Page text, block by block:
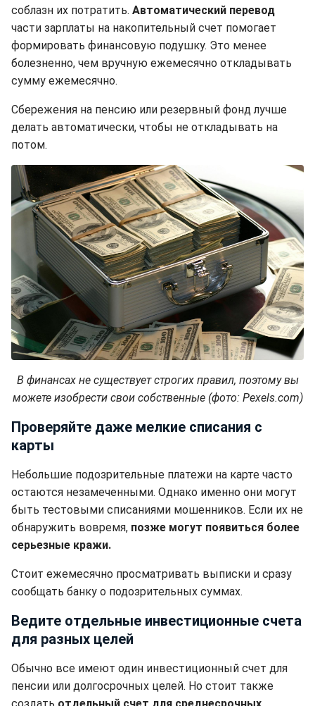
соблазн их потратить. Автоматический перевод
части зарплаты на накопительный счет помогает
формировать финансовую подушку. Это менее
болезненно, чем вручную ежемесячно откладывать
сумму ежемесячно.
Сбережения на пенсию или резервный фонд лучше
делать автоматически, чтобы не откладывать на
потом.
В финансах не существует строгих правил, поэтому вы
можете изобрести свои собственные (фото: Pexels.com)
Проверяйте даже мелкие списания с
карты
Небольшие подозрительные платежи на карте часто
остаются незамеченными. Однако именно они могут
быть тестовыми списаниями мошенников. Если их не
обнаружить вовремя, позже могут появиться более
серьезные кражи.
Стоит ежемесячно просматривать выписки и сразу
сообщать банку о подозрительных суммах.
Ведите отдельные инвестиционные счета
для разных целей
Обычно все имеют один инвестиционный счет для
пенсии или долгосрочных целей. Но стоит также